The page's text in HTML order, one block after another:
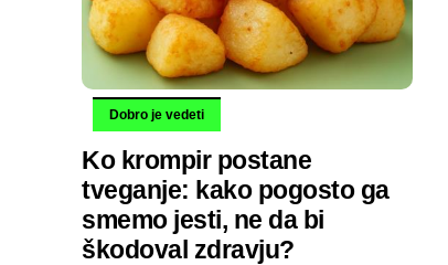
Dobro je vedeti
Ko krompir postane
tveganje: kako pogosto ga
smemo jesti, ne da bi
škodoval zdravju?